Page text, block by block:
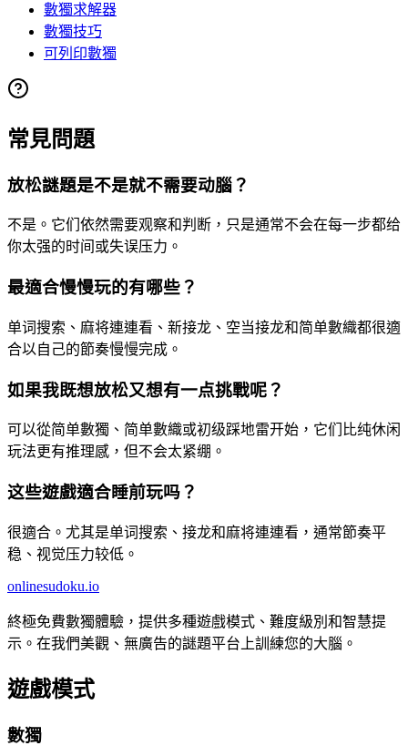
數獨求解器
數獨技巧
可列印數獨
常見問題
放松謎題是不是就不需要动腦？
不是。它们依然需要观察和判断，只是通常不会在每一步都给
你太强的时间或失误压力。
最適合慢慢玩的有哪些？
单词搜索、麻将連連看、新接龙、空当接龙和简单數織都很適
合以自己的節奏慢慢完成。
如果我既想放松又想有一点挑戰呢？
可以從简单數獨、简单數織或初级踩地雷开始，它们比纯休闲
玩法更有推理感，但不会太紧绷。
这些遊戲適合睡前玩吗？
很適合。尤其是单词搜索、接龙和麻将連連看，通常節奏平
稳、视觉压力较低。
onlinesudoku.io
終極免費數獨體驗，提供多種遊戲模式、難度級別和智慧提
示。在我們美觀、無廣告的謎題平台上訓練您的大腦。
遊戲模式
數獨